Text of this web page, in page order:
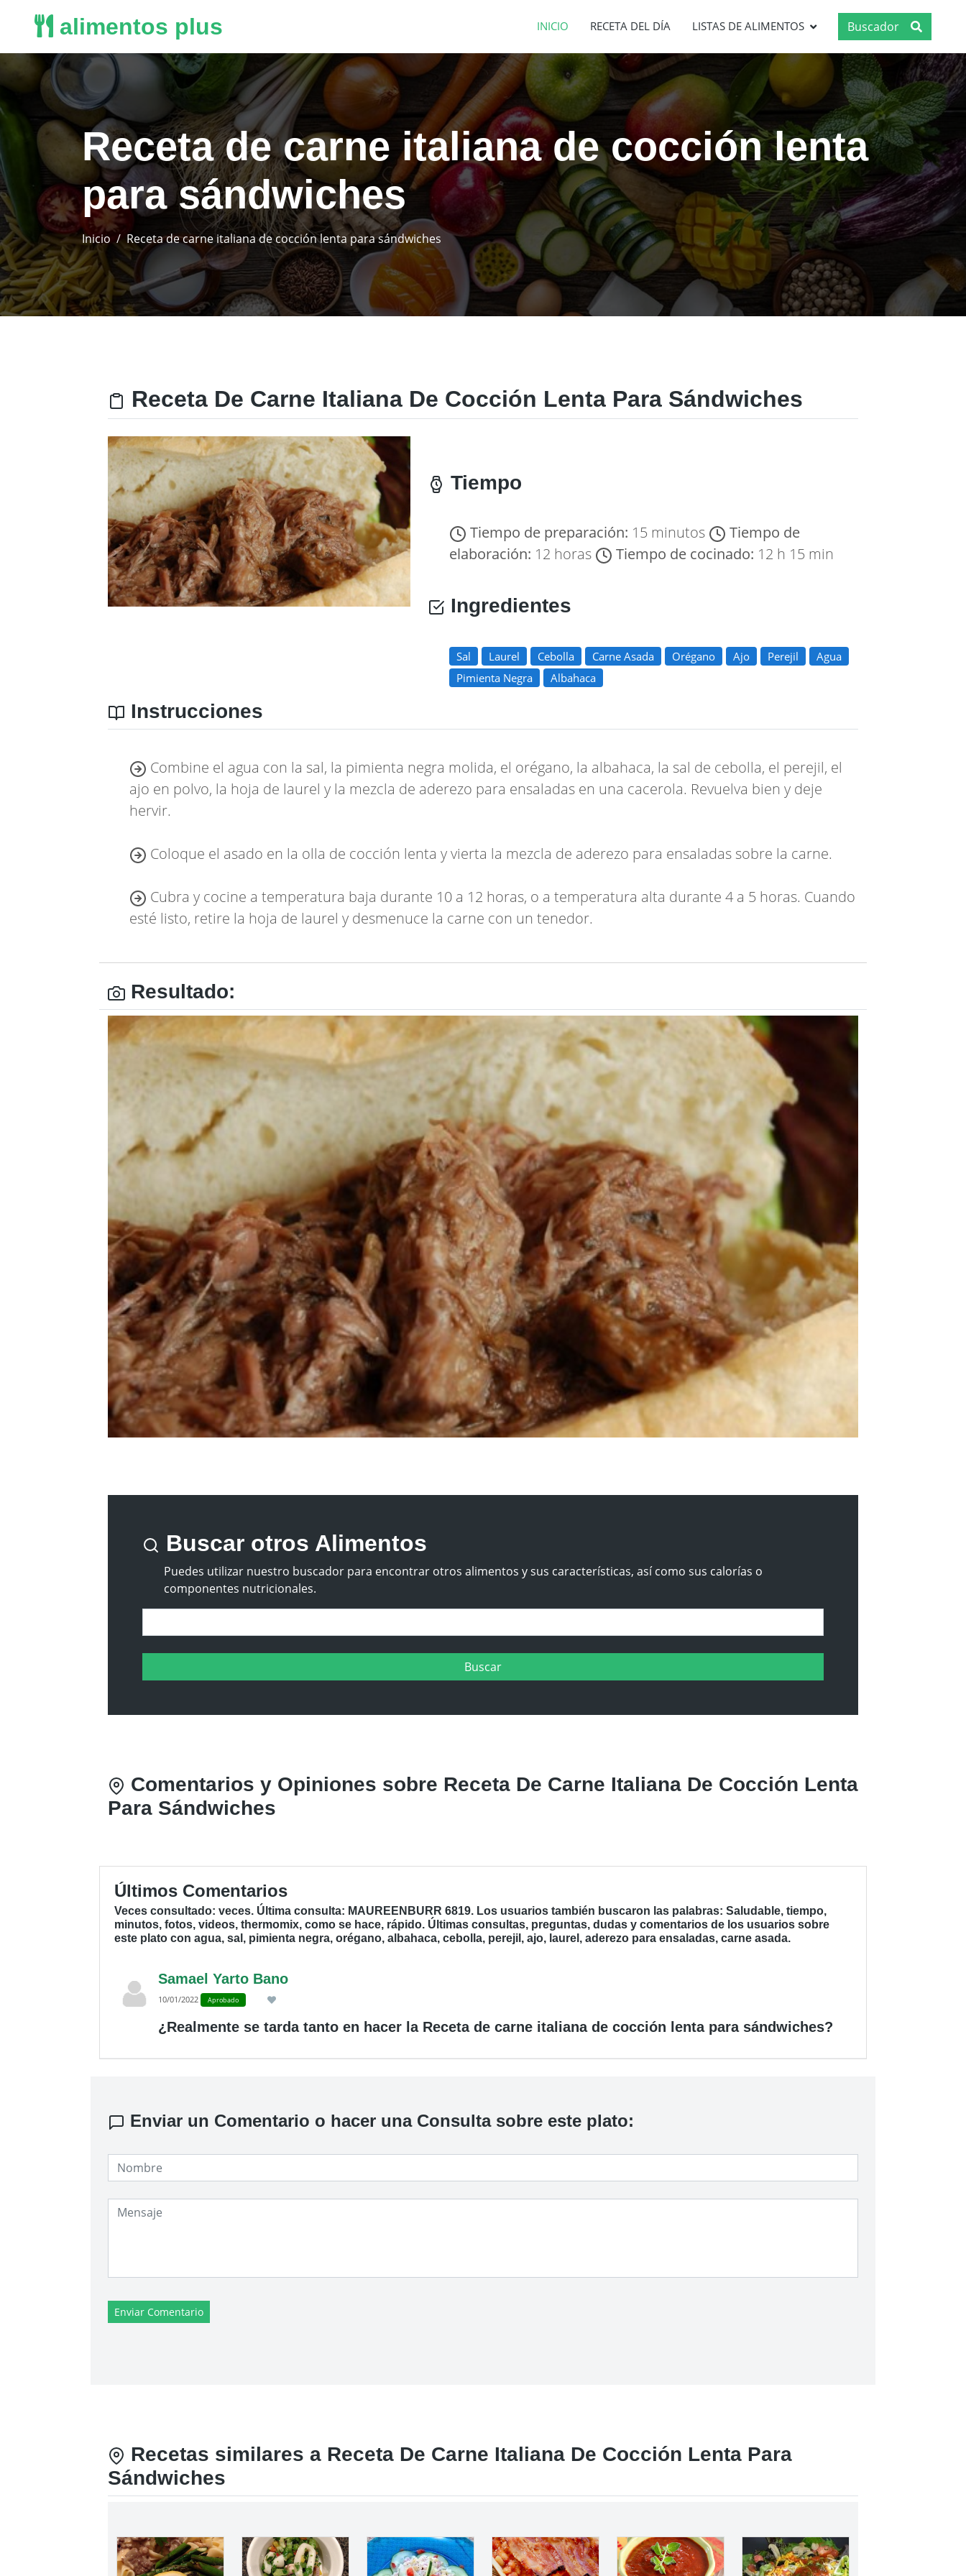
alimentos plus INICIO RECETA DEL DÍA LISTAS DE ALIMENTOS Buscador
Receta de carne italiana de cocción lenta
para sándwiches
Inicio Receta de carne italiana de cocción lenta para sándwiches
Receta De Carne Italiana De Cocción Lenta Para Sándwiches
Tiempo
Tiempo de preparación: 15 minutos
Tiempo de
elaboración: 12 horas Tiempo de cocinado: 12 h 15 min
Ingredientes
Sal Laurel Cebolla Carne Asada Orégano Ajo Perejil
Agua
Pimienta Negra
Albahaca
Instrucciones
Combine el agua con la sal, la pimienta negra molida, el orégano, la albahaca, la sal de cebolla, el perejil, el
ajo en polvo, la hoja de laurel y la mezcla de aderezo para ensaladas en una cacerola. Revuelva bien y deje
hervir.
Coloque el asado en la olla de cocción lenta y vierta la mezcla de aderezo para ensaladas sobre la carne.
Cubra y cocine a temperatura baja durante 10 a 12 horas, o a temperatura alta durante 4 a 5 horas. Cuando
esté listo, retire la hoja de laurel y desmenuce la carne con un tenedor.
Resultado:
Buscar otros Alimentos
Puedes utilizar nuestro buscador para encontrar otros alimentos y sus características, así como sus calorías o
componentes nutricionales.
Comentarios y Opiniones sobre Receta De Carne Italiana De Cocción Lenta
Para Sándwiches
Últimos Comentarios
Veces consultado: veces. Última consulta: MAUREENBURR 6819. Los usuarios también buscaron las palabras: Saludable, tiempo,
minutos, fotos, videos, thermomix, como se hace, rápido. Últimas consultas, preguntas, dudas y comentarios de los usuarios sobre
este plato con agua, sal, pimienta negra, orégano, albahaca, cebolla, perejil, ajo, laurel, aderezo para ensaladas, carne asada.
Samael Yarto Bano
10/01/2022 Aprobado
¿Realmente se tarda tanto en hacer la Receta de carne italiana de cocción lenta para sándwiches?
Enviar un Comentario o hacer una Consulta sobre este plato:
Enviar Comentario
Recetas similares a Receta De Carne Italiana De Cocción Lenta Para
Sándwiches